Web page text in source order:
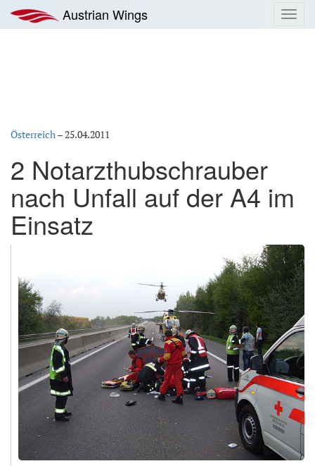
Inhalt
springen
Austrian Wings
Österreich–25.04.2011
2 Notarzthubschrauber
nach Unfall auf der A4 im
Einsatz